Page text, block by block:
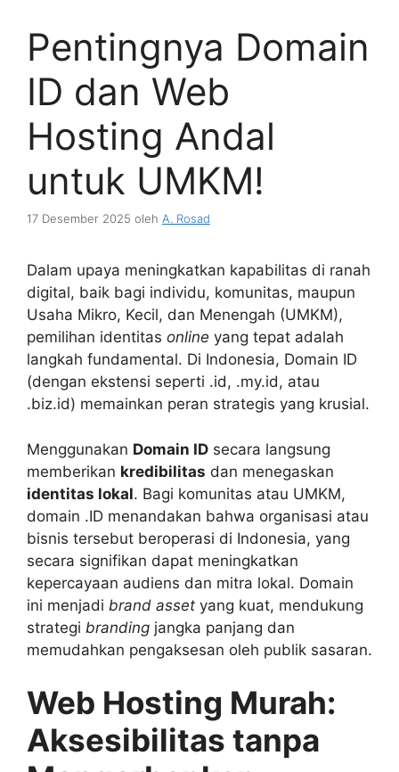
Pentingnya Domain
ID dan Web
Hosting Andal
untuk UMKM!
17 Desember 2025 oleh A. Rosad
Dalam upaya meningkatkan kapabilitas di ranah
digital, baik bagi individu, komunitas, maupun
Usaha Mikro, Kecil, dan Menengah (UMKM),
pemilihan identitas online yang tepat adalah
langkah fundamental. Di Indonesia, Domain ID
(dengan ekstensi seperti .id, .my.id, atau
.biz.id) memainkan peran strategis yang krusial.
Menggunakan Domain ID secara langsung
memberikan kredibilitas dan menegaskan
identitas lokal. Bagi komunitas atau UMKM,
domain .ID menandakan bahwa organisasi atau
bisnis tersebut beroperasi di Indonesia, yang
secara signifikan dapat meningkatkan
kepercayaan audiens dan mitra lokal. Domain
ini menjadi brand asset yang kuat, mendukung
strategi branding jangka panjang dan
memudahkan pengaksesan oleh publik sasaran.
Web Hosting Murah:
Aksesibilitas tanpa